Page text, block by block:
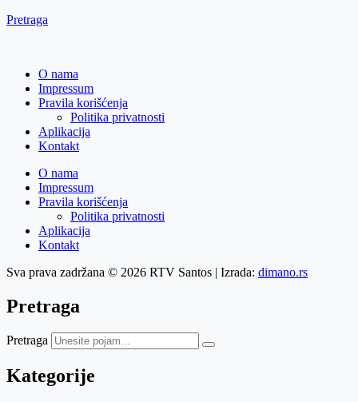
Pretraga
O nama
Impressum
Pravila korišćenja
Politika privatnosti
Aplikacija
Kontakt
O nama
Impressum
Pravila korišćenja
Politika privatnosti
Aplikacija
Kontakt
Sva prava zadržana © 2026 RTV Santos | Izrada: dimano.rs
Pretraga
Pretraga
Kategorije